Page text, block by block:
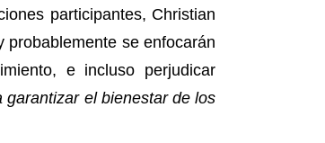
participantes, Christian
probablemente se enfocarán
e incluso perjudicar
garantizar el bienestar de los